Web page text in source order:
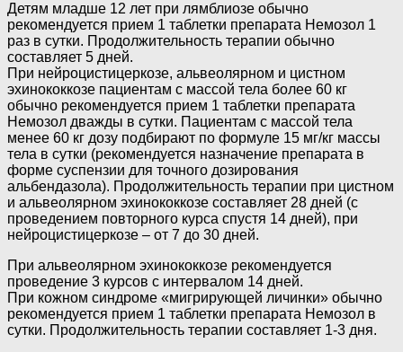
Детям младше 12 лет при лямблиозе обычно
рекомендуется прием 1 таблетки препарата Немозол 1
раз в сутки. Продолжительность терапии обычно
составляет 5 дней.
При нейроцистицеркозе, альвеолярном и цистном
эхинококкозе пациентам с массой тела более 60 кг
обычно рекомендуется прием 1 таблетки препарата
Немозол дважды в сутки. Пациентам с массой тела
менее 60 кг дозу подбирают по формуле 15 мг/кг массы
тела в сутки (рекомендуется назначение препарата в
форме суспензии для точного дозирования
альбендазола). Продолжительность терапии при цистном
и альвеолярном эхинококкозе составляет 28 дней (с
проведением повторного курса спустя 14 дней), при
нейроцистицеркозе – от 7 до 30 дней.
При альвеолярном эхинококкозе рекомендуется
проведение 3 курсов с интервалом 14 дней.
При кожном синдроме «мигрирующей личинки» обычно
рекомендуется прием 1 таблетки препарата Немозол в
сутки. Продолжительность терапии составляет 1-3 дня.